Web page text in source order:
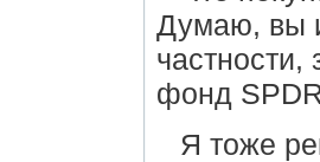
Думаю, вы
частности,
фонд
Я тоже